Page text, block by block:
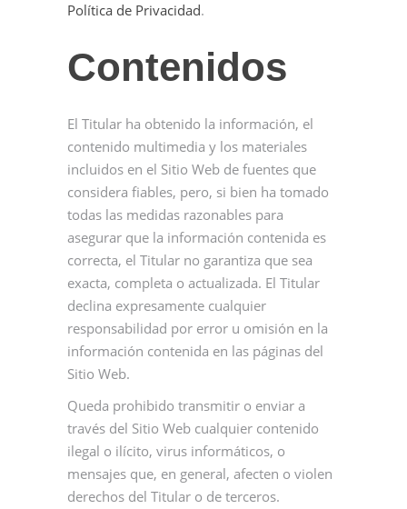
Política de Privacidad.
Contenidos
El Titular ha obtenido la información, el
contenido multimedia y los materiales
incluidos en el Sitio Web de fuentes que
considera fiables, pero, si bien ha tomado
todas las medidas razonables para
asegurar que la información contenida es
correcta, el Titular no garantiza que sea
exacta, completa o actualizada. El Titular
declina expresamente cualquier
responsabilidad por error u omisión en la
información contenida en las páginas del
Sitio Web.
Queda prohibido transmitir o enviar a
través del Sitio Web cualquier contenido
ilegal o ilícito, virus informáticos, o
mensajes que, en general, afecten o violen
derechos del Titular o de terceros.